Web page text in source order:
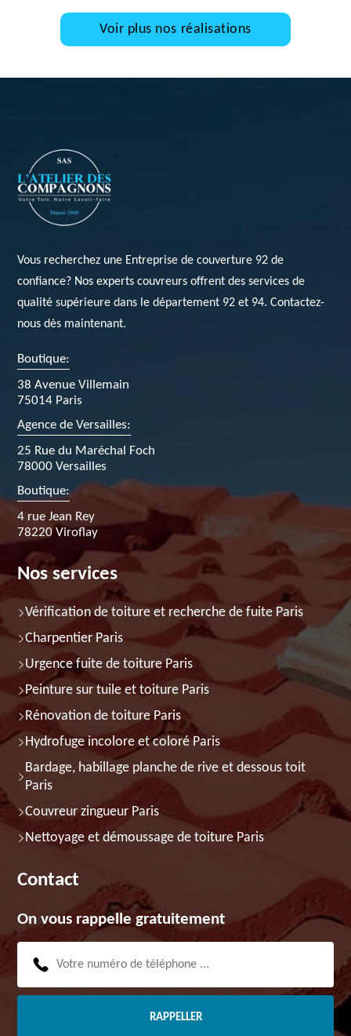
Voir plus nos réalisations
Vous recherchez une Entreprise de couverture 92 de
confiance? Nos experts couvreurs offrent des services de
qualité supérieure dans le département 92 et 94. Contactez-
nous dès maintenant.
Boutique:
38 Avenue Villemain
75014 Paris
Agence de Versailles:
25 Rue du Maréchal Foch
78000 Versailles
Boutique:
4 rue Jean Rey
78220 Viroflay
Nos services
Vérification de toiture et recherche de fuite Paris
Charpentier Paris
Urgence fuite de toiture Paris
Peinture sur tuile et toiture Paris
Rénovation de toiture Paris
Hydrofuge incolore et coloré Paris
Bardage, habillage planche de rive et dessous toit
Paris
Couvreur zingueur Paris
Nettoyage et démoussage de toiture Paris
Contact
On vous rappelle gratuitement